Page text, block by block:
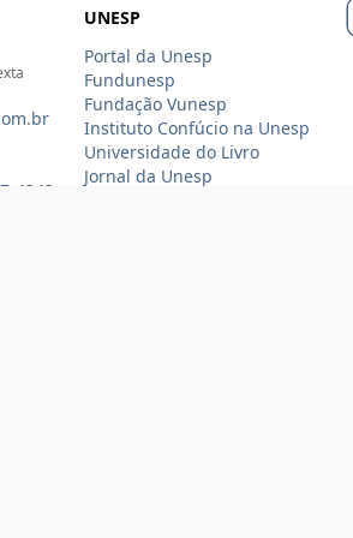
4343
UNESP
Portal da Unesp
Fundunesp
Fundação Vunesp
Instituto Confúcio na Unesp
Universidade do Livro
Jornal da Unesp